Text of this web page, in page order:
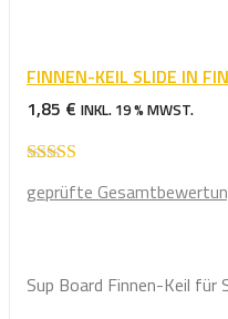
FINNEN-KEIL SLIDE IN
1,85 € INKL. 19 % MWST.
5.00von 5
geprüfte
Sup Board Finnen-Keil für